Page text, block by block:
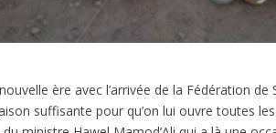
ère avec l’arrivée de la Fédération
suffisante pour qu’on lui ouvre toutes